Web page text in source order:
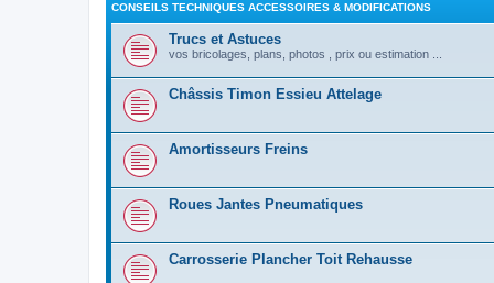
CONSEILS TECHNIQUES ACCESSOIRES & MODIFICATIONS
Trucs et Astuces
vos bricolages, plans, photos , prix ou estimation ...
Châssis Timon Essieu Attelage
Amortisseurs Freins
Roues Jantes Pneumatiques
Carrosserie Plancher Toit Rehausse